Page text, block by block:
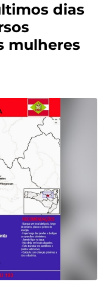
dias
mulheres